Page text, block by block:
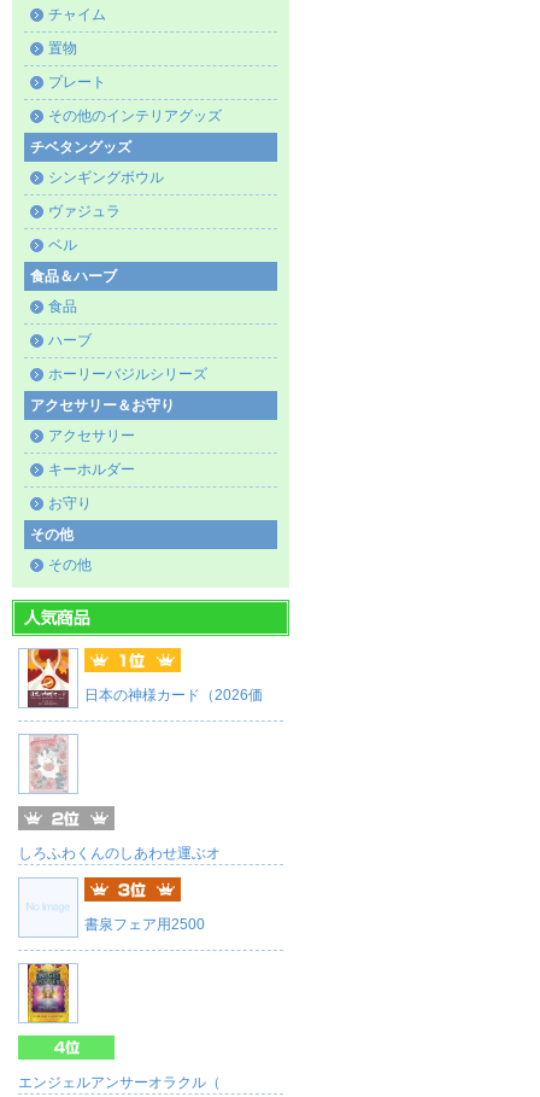
チャイム
置物
プレート
その他のインテリアグッズ
チベタングッズ
シンギングボウル
ヴァジュラ
ベル
食品＆ハーブ
食品
ハーブ
ホーリーバジルシリーズ
アクセサリー＆お守り
アクセサリー
キーホルダー
お守り
その他
その他
日本の神様カード（2026価
しろふわくんのしあわせ運ぶオ
書泉フェア用2500
エンジェルアンサーオラクル（